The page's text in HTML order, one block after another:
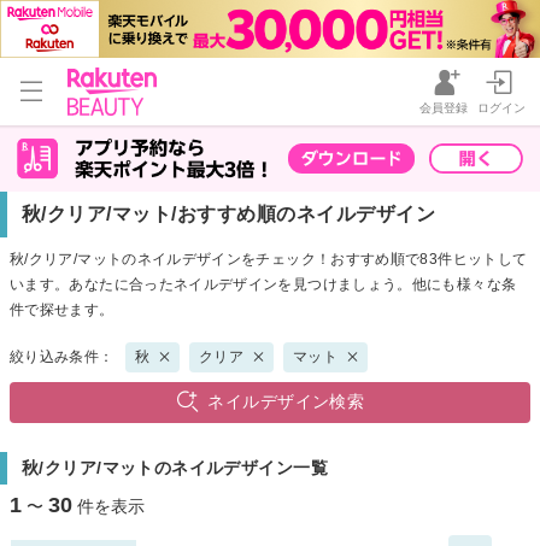
会員登録 ログイン
秋/クリア/マット/おすすめ順のネイルデザイン
秋/クリア/マットのネイルデザインをチェック！おすすめ順で83件ヒットして
います。あなたに合ったネイルデザインを見つけましょう。他にも様々な条
件で探せます。
絞り込み条件： 秋 クリア マット
ネイルデザイン検索
秋/クリア/マットのネイルデザイン一覧
1 〜 30 件を表示